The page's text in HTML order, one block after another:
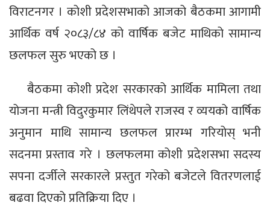
विराटनगर । कोशी प्रदेशसभाको आजको बैठकमा आगामी
आर्थिक वर्ष २०८३/८४ को वार्षिक बजेट माथिको सामान्य
छलफल सुरु भएको छ ।
बैठकमा कोशी प्रदेश सरकारको आर्थिक मामिला तथा
योजना मन्त्री विदुरकुमार लिंथेपले राजस्व र व्ययको वार्षिक
अनुमान माथि सामान्य छलफल प्रारम्भ गरियोस् भनी
सदनमा प्रस्ताव गरे । छलफलमा कोशी प्रदेशसभा सदस्य
सपना दर्जीले सरकारले प्रस्तुत गरेको बजेटले वितरणलाई
बढवा दिएको प्रतिक्रिया दिए ।